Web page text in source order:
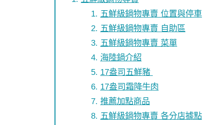
五鮮級鍋物專賣 位置與停車
五鮮級鍋物專賣 自助區
五鮮級鍋物專賣 菜單
海陸鍋介紹
17盎司五鮮豬
17盎司霜降牛肉
推薦加點商品
五鮮級鍋物專賣 各分店據點